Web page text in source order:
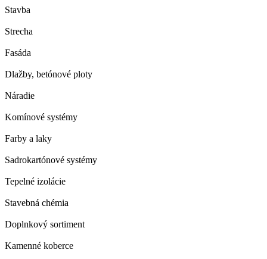
Stavba
Strecha
Fasáda
Dlažby, betónové ploty
Náradie
Komínové systémy
Farby a laky
Sadrokartónové systémy
Tepelné izolácie
Stavebná chémia
Doplnkový sortiment
Kamenné koberce